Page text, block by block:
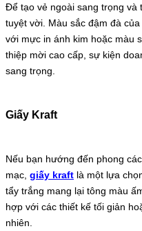
Để tạo vẻ ngoài sang trọng và
tuyệt vời. Màu sắc đậm đà
với mực in ánh kim hoặc màu
thiệp mời cao cấp, sự kiện
sang trọng.
Giấy Kraft
Nếu bạn hướng đến phong
mạc, giấy kraft là một lựa
tẩy trắng mang lại tông màu
hợp với các thiết kế tối giản
nhiên.